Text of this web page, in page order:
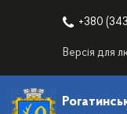
+380
Версія для